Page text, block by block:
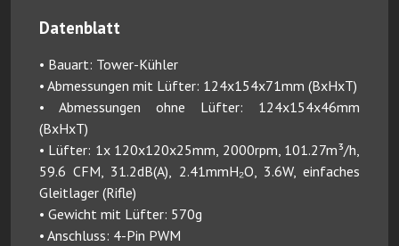
Datenblatt
• Bauart: Tower-Kühler
• Abmessungen mit Lüfter: 124x154x71mm (BxHxT)
• Abmessungen ohne Lüfter: 124x154x46mm
(BxHxT)
• Lüfter: 1x 120x120x25mm, 2000rpm, 101.27m³/h,
59.6 CFM, 31.2dB(A), 2.41mmH₂O, 3.6W, einfaches
Gleitlager (Rifle)
• Gewicht mit Lüfter: 570g
• Anschluss: 4-Pin PWM